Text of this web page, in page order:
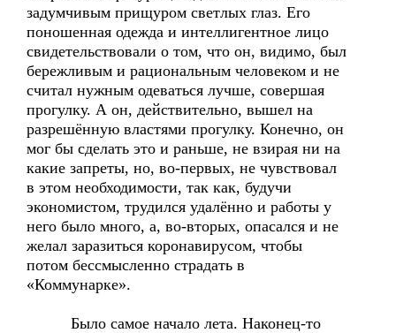
задумчивым прищуром светлых глаз. Его
поношенная одежда и интеллигентное лицо
свидетельствовали о том, что он, видимо, был
бережливым и рациональным человеком и не
считал нужным одеваться лучше, совершая
прогулку. А он, действительно, вышел на
разрешённую властями прогулку. Конечно, он
мог бы сделать это и раньше, не взирая ни на
какие запреты, но, во-первых, не чувствовал
в этом необходимости, так как, будучи
экономистом, трудился удалённо и работы у
него было много, а, во-вторых, опасался и не
желал заразиться коронавирусом, чтобы
потом бессмысленно страдать в
«Коммунарке».
Было самое начало лета. Наконец-то